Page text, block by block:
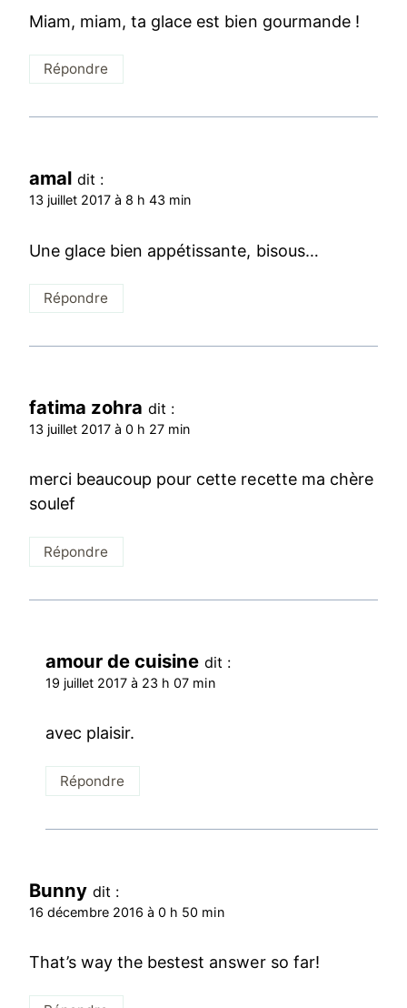
Miam, miam, ta glace est bien gourmande !
Répondre
amal dit :
13 juillet 2017 à 8 h 43 min
Une glace bien appétissante, bisous…
Répondre
fatima zohra dit :
13 juillet 2017 à 0 h 27 min
merci beaucoup pour cette recette ma chère
soulef
Répondre
amour de cuisine dit :
19 juillet 2017 à 23 h 07 min
avec plaisir.
Répondre
Bunny dit :
16 décembre 2016 à 0 h 50 min
That’s way the bestest answer so far!